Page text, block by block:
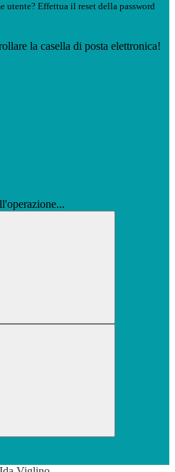
utente? Effettua il reset della password
la casella di posta elettronica!